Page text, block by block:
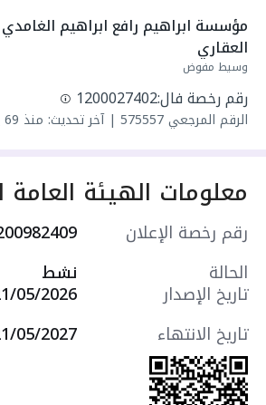
واصل كهرباء
واصل مياه
سنة البناء: 2026
سعرها 960000 ر.س
العقاري
وسيط مفوض
رقم رخصة فال:1200027402
الرقم المرجعي575557
|آخر تحديث: منذ 69 يوم
معلومات الهيئة العامة
رقم رخصة الإعلان
الحالة
نشط
تاريخ الإصدار
05/2026
تاريخ الانتهاء
05/2027